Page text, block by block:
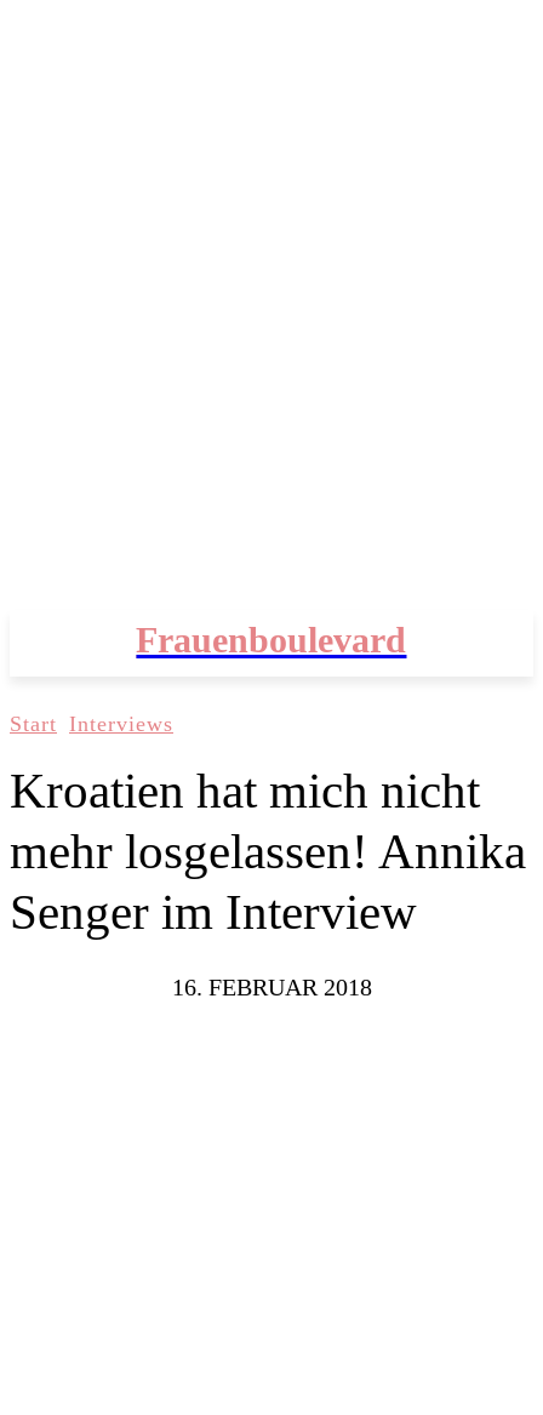
Frauenboulevard
Start Interviews
Kroatien hat mich nicht
mehr losgelassen! Annika
Senger im Interview
16. FEBRUAR 2018